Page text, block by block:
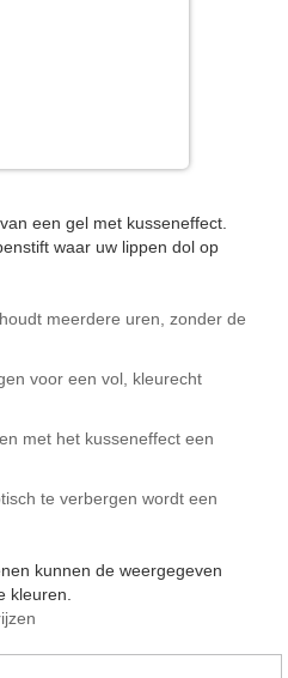
een gel met kusseneffect.
waar uw lippen dol op
meerdere uren, zonder de
voor een vol, kleurecht
met het kusseneffect een
te verbergen wordt een
kunnen de weergegeven
kleuren.